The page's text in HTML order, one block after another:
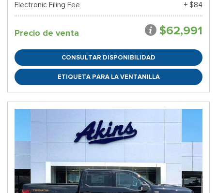
Electronic Filing Fee
+ $84
Precio de venta $62,991
CONSULTAR DISPONIBILIDAD
ETIQUETA PARA LA VENTANILLA